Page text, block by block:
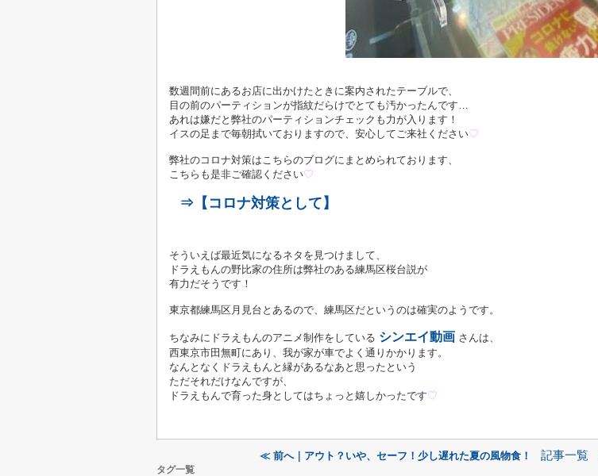
数週間前にあるお店に出かけたときに案内されたテーブルで、
目の前のパーティションが指紋だらけでとても汚かったんです…
あれは嫌だと弊社のパーティションチェックも力が入ります！
イスの足まで毎朝拭いておりますので、安心してご来社ください♡
弊社のコロナ対策はこちらのブログにまとめられております、
こちらも是非ご確認ください♡
⇒【コロナ対策として】
そういえば最近気になるネタを見つけまして、
ドラえもんの野比家の住所は弊社のある練馬区桜台説が
有力だそうです！
東京都練馬区月見台とあるので、練馬区だというのは確実のようです。
ちなみにドラえもんのアニメ制作をしている シンエイ動画 さんは、
西東京市田無町にあり、我が家が車でよく通りかかります。
なんとなくドラえもんと縁があるなあと思ったという
ただそれだけなんですが、
ドラえもんで育った身としてはちょっと嬉しかったです♡
≪ 前へ｜アウト？いや、セーフ！少し遅れた夏の風物食！ 記事一覧
タグ一覧